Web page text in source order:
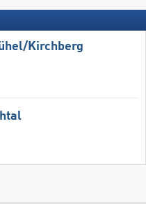
​Kirchberg